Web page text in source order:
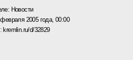
Новости
2005 года, 00:00
kremlin.ru/d/32829